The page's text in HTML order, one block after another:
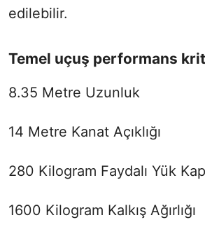
edilebilir.
Temel uçuş performans
8.35 Metre Uzunluk
14 Metre Kanat Açıklığı
280 Kilogram Faydalı Yük
1600 Kilogram Kalkış Ağırlığı